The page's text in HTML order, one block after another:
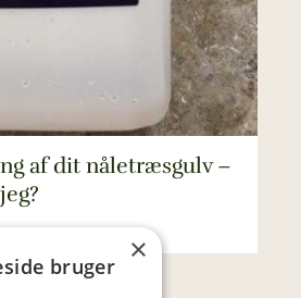
af dit nåletræsgulv –
×
bruger